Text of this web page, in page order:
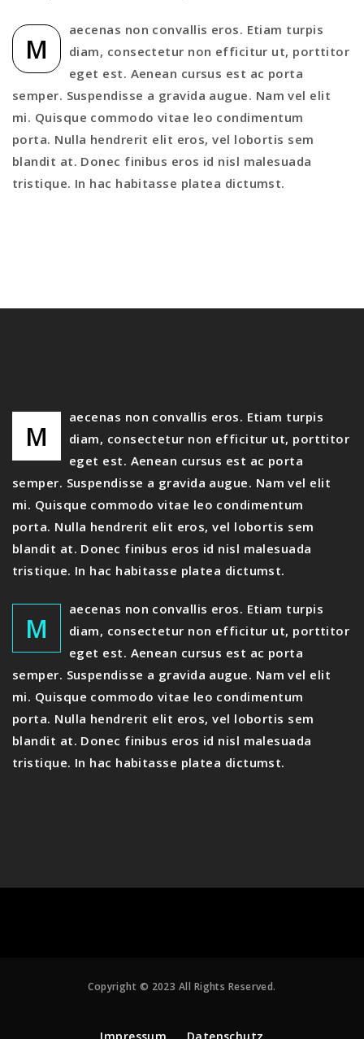
M
aecenas non convallis eros. Etiam turpis
diam, consectetur non efficitur ut, porttitor
eget est. Aenean cursus est ac porta
semper. Suspendisse a gravida augue. Nam vel elit
mi. Quisque commodo vitae leo condimentum
porta. Nulla hendrerit elit eros, vel lobortis sem
blandit at. Donec finibus eros id nisl malesuada
tristique. In hac habitasse platea dictumst.
M
aecenas non convallis eros. Etiam turpis
diam, consectetur non efficitur ut, porttitor
eget est. Aenean cursus est ac porta
semper. Suspendisse a gravida augue. Nam vel elit
mi. Quisque commodo vitae leo condimentum
porta. Nulla hendrerit elit eros, vel lobortis sem
blandit at. Donec finibus eros id nisl malesuada
tristique. In hac habitasse platea dictumst.
M
aecenas non convallis eros. Etiam turpis
diam, consectetur non efficitur ut, porttitor
eget est. Aenean cursus est ac porta
semper. Suspendisse a gravida augue. Nam vel elit
mi. Quisque commodo vitae leo condimentum
porta. Nulla hendrerit elit eros, vel lobortis sem
blandit at. Donec finibus eros id nisl malesuada
tristique. In hac habitasse platea dictumst.
Copyright © 2023 All Rights Reserved.